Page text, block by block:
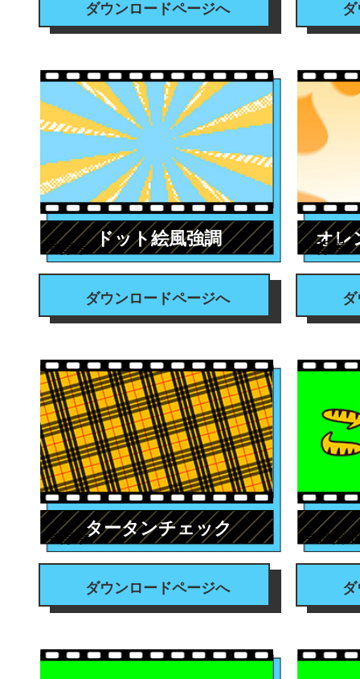
ダウンロードページへ
#背景 ドット絵風強調
ダウンロードページへ
#背景
オレ
#背景タータンチェック
ダウンロードページへ
#感情